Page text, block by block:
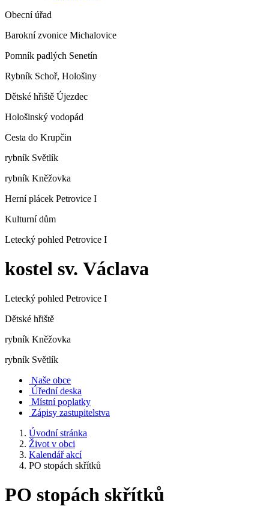
Obecní úřad
Barokní zvonice Michalovice
Pomník padlých Senetín
Rybník Schoř, Hološiny
Dětské hřiště Újezdec
Hološinský vodopád
Cesta do Krupčin
rybník Světlík
rybník Kněžovka
Herní plácek Petrovice I
Kulturní dům
Letecký pohled Petrovice I
kostel sv. Václava
Letecký pohled Petrovice I
Dětské hřiště
rybník Kněžovka
rybník Světlík
Naše obce
Úřední deska
Místní poplatky
Zápisy zastupitelstva
Úvodní stránka
Život v obci
Kalendář akcí
PO stopách skřítků
PO stopách skřítků